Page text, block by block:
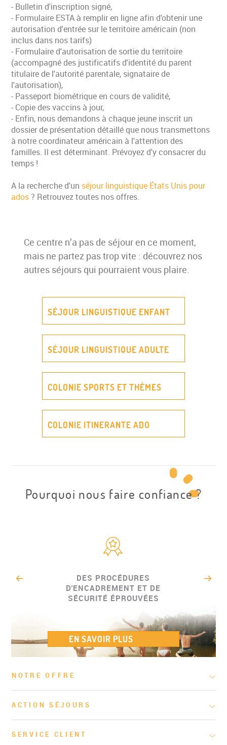
- Bulletin d'inscription signé,
- Formulaire ESTA à remplir en ligne afin d'obtenir une
autorisation d'entrée sur le territoire américain (non
inclus dans nos tarifs)
- Formulaire d'autorisation de sortie du territoire
(accompagné des justificatifs d'identité du parent
titulaire de l'autorité parentale, signataire de
l'autorisation),
- Passeport biométrique en cours de validité,
- Copie des vaccins à jour,
- Enfin, nous demandons à chaque jeune inscrit un
dossier de présentation détaillé que nous transmettons
à notre coordinateur américain à l'attention des
familles. Il est déterminant. Prévoyez d'y consacrer du
temps !
A la recherche d'un séjour linguistique États Unis pour
ados? Retrouvez toutes nos offres.
Ce centre n’a pas de séjour en ce moment,
mais ne partez pas trop vite : découvrez nos
autres séjours qui pourraient vous plaire.
SÉJOUR LINGUISTIQUE ENFANT
SÉJOUR LINGUISTIQUE ADULTE
COLONIE SPORTS ET THÈMES
COLONIE ITINERANTE ADO
Pourquoi nous faire confiance ?
DES PROCÉDURES
D'ENCADREMENT ET DE
SÉCURITÉ ÉPROUVÉES
EN SAVOIR PLUS
NOTRE OFFRE
ACTION SÉJOURS
SERVICE CLIENT